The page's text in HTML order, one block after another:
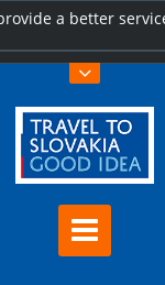
a better